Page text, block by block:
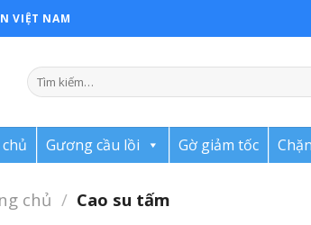
VIỆT NAM
Gương cầu lồi Gờ giảm tốc
chủ / Cao su tấm